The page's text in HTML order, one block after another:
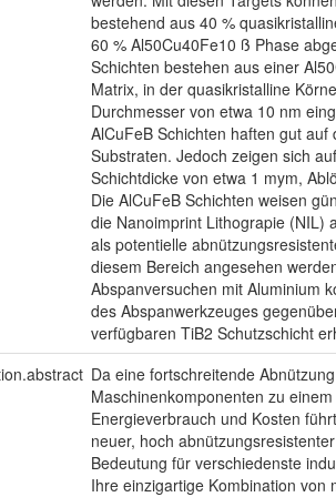
bestehend aus 40 %
60 % Al50Cu40Fe10 ß Phase
Schichten bestehen aus einer
Matrix, in der quasikristalline
Durchmesser von etwa 10 nm
AlCuFeB Schichten haften gut auf
Substraten. Jedoch zeigen sich
Schichtdicke von etwa 1 mym,
Die AlCuFeB Schichten weisen
die Nanoimprint Lithograpie (NIL)
als potentielle
diesem Bereich angesehen
Abspanversuchen mit Aluminium
des Abspanwerkzeuges
verfügbaren TiB2 Schutzschicht
Da eine fortschreitende
Maschinenkomponenten zu
Energieverbrauch und Kosten
neuer, hoch
Bedeutung für verschiedenste
Ihre einzigartige Kombination von